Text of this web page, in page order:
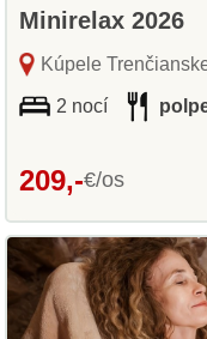
Minirelax 2026
Kúpele
2 nocí
209,-€/os